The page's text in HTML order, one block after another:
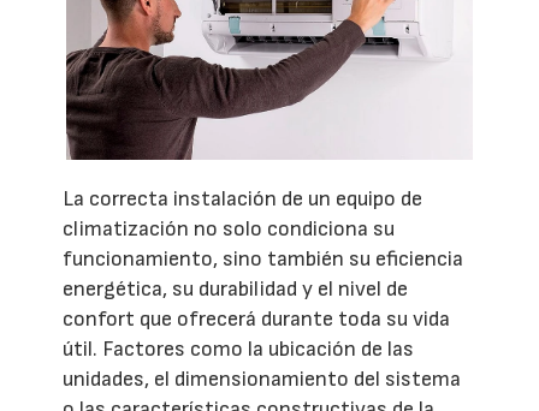
La correcta instalación de un equipo de
climatización no solo condiciona su
funcionamiento, sino también su eficiencia
energética, su durabilidad y el nivel de
confort que ofrecerá durante toda su vida
útil. Factores como la ubicación de las
unidades, el dimensionamiento del sistema